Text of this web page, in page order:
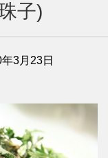
子)
3月23日